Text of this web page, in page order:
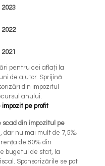
pentru cei aflați la
de ajutor. Sprijină
din impozitul
anului.
pe profit
scad din impozitul pe
dar nu mai mult de 7,5‰
de 80% din
bugetul de stat, la
Sponsorizările se pot